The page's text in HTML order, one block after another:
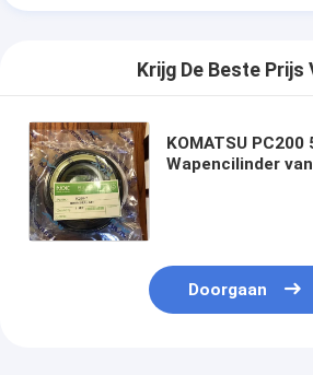
Krijg De Beste Prijs
KOMATSU
Wapencilinder
Doorgaan